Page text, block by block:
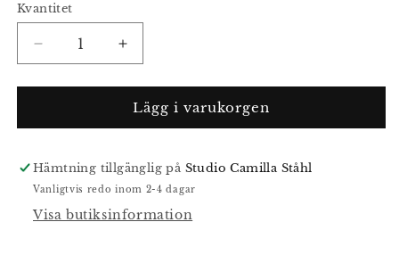
Kvantitet
Minska
kvantitet
för
kruka
Öka
kvantitet
för
Cane
kruka
Lägg i varukorgen
Hämtning tillgänglig på Studio Camilla Ståhl
Vanligtvis redo inom 2-4 dagar
Visa butiksinformation